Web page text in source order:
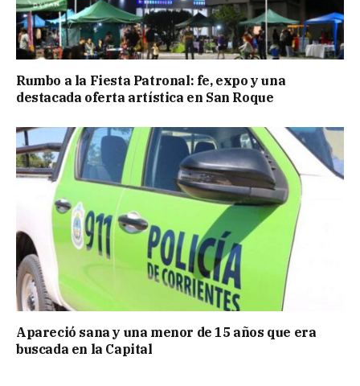
Rumbo a la Fiesta Patronal: fe, expo y una
destacada oferta artística en San Roque
Apareció sana y una menor de 15 años que era
buscada en la Capital